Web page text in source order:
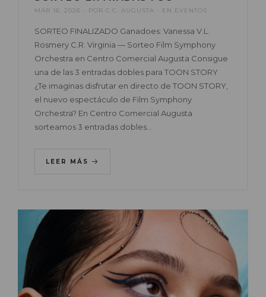
MAR 16, 2026 POR C.C. AUGUSTA EN EVENTOS
SORTEO FINALIZADO Ganadoes: Vanessa V.L.
Rosmery C.R. Virginia — Sorteo Film Symphony
Orchestra en Centro Comercial Augusta Consigue
una de las 3 entradas dobles para TOON STORY
¿Te imaginas disfrutar en directo de TOON STORY,
el nuevo espectáculo de Film Symphony
Orchestra? En Centro Comercial Augusta
sorteamos 3 entradas dobles…
LEER MÁS